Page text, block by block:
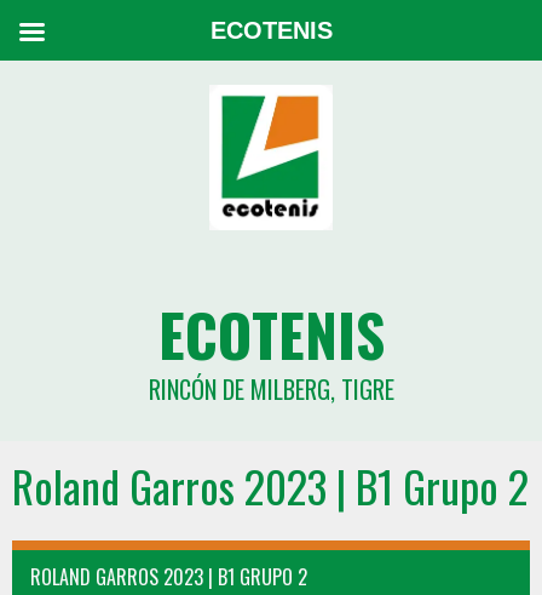
ECOTENIS
RINCÓN DE MILBERG, TIGRE
Roland Garros 2023 | B1 Grupo 2
ROLAND GARROS 2023 | B1 GRUPO 2
ECOTENIS